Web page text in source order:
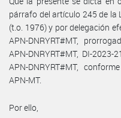
párrafo del artículo 245 de la
(t.o. 1976) y por delegación
APN-DNRYRT#MT,
APN-DNRYRT#MT, DI-2023-
APN-DNRYRT#MT,
APN-MT.
Por ello,